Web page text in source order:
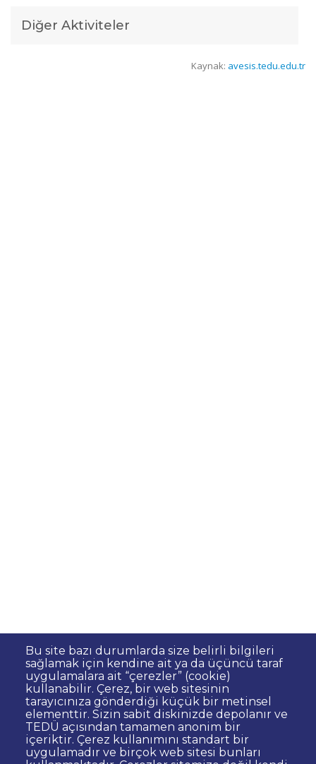
Diğer Aktiviteler
Bu site bazı durumlarda size belirli bilgileri
sağlamak için kendine ait ya da üçüncü taraf
uygulamalara ait “çerezler” (cookie)
kullanabilir. Çerez, bir web sitesinin
tarayıcınıza gönderdiği küçük bir metinsel
elementtir. Sizin sabit diskinizde depolanır ve
TEDÜ açısından tamamen anonim bir
içeriktir. Çerez kullanımını standart bir
uygulamadır ve birçok web sitesi bunları
Dipnot
Sıkça Sorulan Sorular
Kişisel Verilerin Korunması
Gizlilik Politikası
Sorumluluk Reddi
Bilgi Edinme
Site Yöneticisi İletişim